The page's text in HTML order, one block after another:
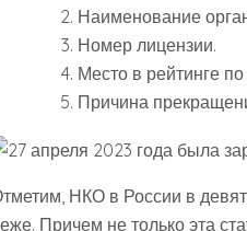
Наименование
Номер лицензии.
Место в рейтинге
Причина
НКО в России в
Причем не только эта